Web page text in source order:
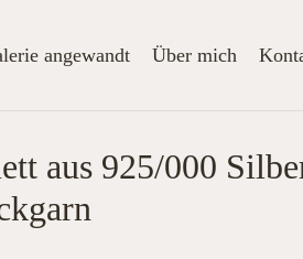
angewandt Über mich
aus 925/000